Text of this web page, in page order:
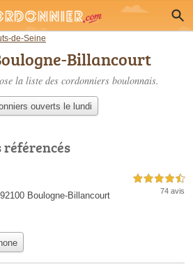
de-Seine
Billancourt
la liste des cordonniers boulonnais.
ouverts le lundi
référencés
Boulogne-Billancourt
4,5 étoiles sur 5
74 avis